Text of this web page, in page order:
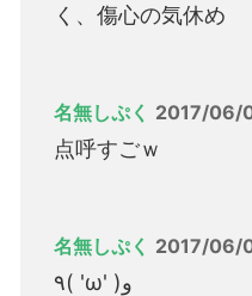
く、傷心の気休め
名無しぷく 2017/06/
点呼すごｗ
名無しぷく 2017/06/
٩( 'ω' )و